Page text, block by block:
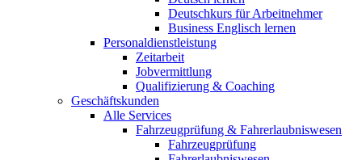
Deutschkurs für Arbeitnehmer
Business Englisch lernen
Personaldienstleistung
Zeitarbeit
Jobvermittlung
Qualifizierung & Coaching
Geschäftskunden
Alle Services
Fahrzeugprüfung & Fahrerlaubniswesen
Fahrzeugprüfung